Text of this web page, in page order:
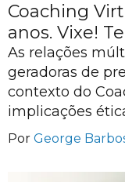
Coaching
anos. Vixe!
As relações
geradoras de
contexto do
implicações
Por George